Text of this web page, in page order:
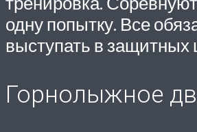
одну попытку. Все
выступать в
Горнолыжное